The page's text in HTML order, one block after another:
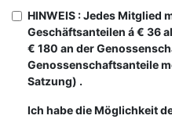
HINWEIS : Jedes Mitglied
Geschäftsanteilen á € 36
€ 180 an der
Genossenschaftsanteile
Satzung) .
Ich habe die Möglichkeit